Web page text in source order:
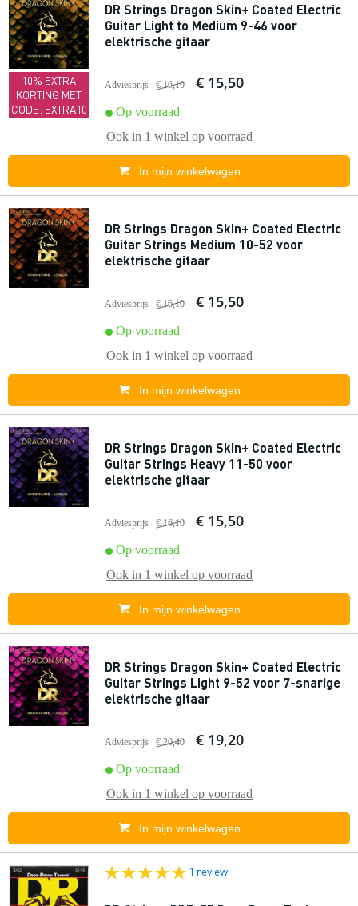
10% EXTRA
KORTING MET
CODE: EXTRA10
DR Strings Dragon Skin+ Coated Electric
Guitar Light to Medium 9-46 voor
elektrische gitaar
Adviesprijs € 16,10 € 15,50
Op voorraad
Ook in 1 winkel op voorraad
In mijn winkelwagen
DR Strings Dragon Skin+ Coated Electric
Guitar Strings Medium 10-52 voor
elektrische gitaar
Adviesprijs € 16,10 € 15,50
Op voorraad
Ook in 1 winkel op voorraad
In mijn winkelwagen
DR Strings Dragon Skin+ Coated Electric
Guitar Strings Heavy 11-50 voor
elektrische gitaar
Adviesprijs € 16,10 € 15,50
Op voorraad
Ook in 1 winkel op voorraad
In mijn winkelwagen
DR Strings Dragon Skin+ Coated Electric
Guitar Strings Light 9-52 voor 7-snarige
elektrische gitaar
Adviesprijs € 20,40 € 19,20
Op voorraad
Ook in 1 winkel op voorraad
In mijn winkelwagen
1 review